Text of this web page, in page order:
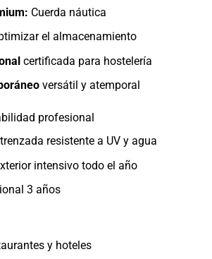
Cuerda náutica
el almacenamiento
certificada para hostelería
versátil y atemporal
profesional
resistente a UV y agua
intensivo todo el año
3 años
y hoteles